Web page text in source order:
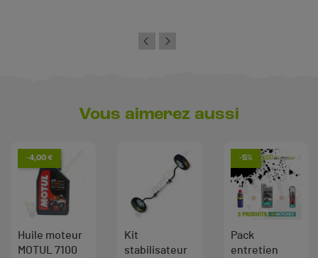
Vous aimerez aussi
-4,00 €
Huile moteur
MOTUL 7100
Kit
stabilisateur
-5%
Pack
entretien